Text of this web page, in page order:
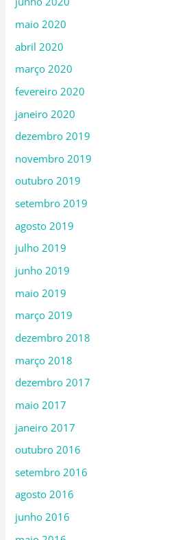
maio 2020
abril 2020
março 2020
fevereiro 2020
janeiro 2020
dezembro 2019
novembro 2019
outubro 2019
setembro 2019
agosto 2019
julho 2019
junho 2019
maio 2019
março 2019
dezembro 2018
março 2018
dezembro 2017
maio 2017
janeiro 2017
outubro 2016
setembro 2016
agosto 2016
junho 2016